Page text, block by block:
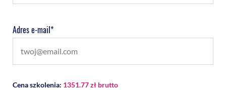
Adres e-mail*
Cena szkolenia: 1351.77 zł brutto